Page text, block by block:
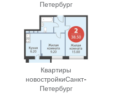
Петербург
Квартиры
новостройкиСанкт-
Петербург